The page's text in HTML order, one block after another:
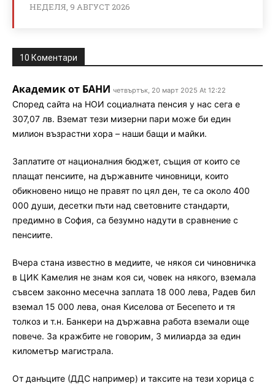
НЕДЕЛЯ, 9 АВГУСТ 2026
10 Коментари
Академик от БАНИ четвъртък, 20 март 2025 At 12:22
Според сайта на НОИ социалната пенсия у нас сега е
307,07 лв. Вземат тези мизерни пари може би един
милион възрастни хора – наши бащи и майки.
Заплатите от националния бюджет, същия от които се
плащат пенсиите, на държавните чиновници, които
обикновено нищо не правят по цял ден, те са около 400
000 души, десетки пъти над световните стандарти,
предимно в София, са безумно надути в сравнение с
пенсиите.
Вчера стана известно в медиите, че някоя си чиновничка
в ЦИК Камелия не знам коя си, човек на някого, вземала
съвсем законно месечна заплата 18 000 лева, Радев бил
вземал 15 000 лева, оная Киселова от Бесепето и тя
толкоз и т.н. Банкери на държавна работа вземали още
повече. За кражбите не говорим, 3 милиарда за един
километър магистрала.
От данъците (ДДС например) и таксите на тези хорица с